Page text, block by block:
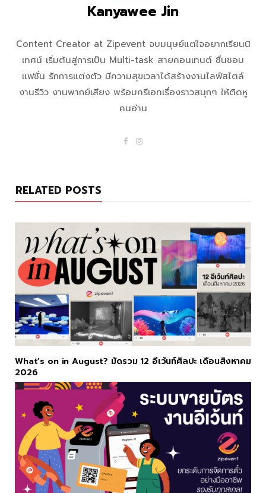
Kanyawee Jin
Content Creator at Zipevent จบมนุษย์แต่ใจอยากเรียนนิ
เทศน์ เริ่มต้นสู่การเป็น Multi-task สายคอนเทนต์ ชื่นชอบ
แฟชั่น รักการแต่งตัว มีความสุขเวลาได้สร้างงานไลฟ์สไตล์
งานรีวิว งานพากย์เสียง พร้อมครีเอทเรื่องราวสนุกๆ ให้ติดหู
คนอ่าน
F
I
m
RELATED POSTS
What’s on in August? มัดรวม 12 อีเว้นท์ศิลปะ เดือนสิงหาคม
2026